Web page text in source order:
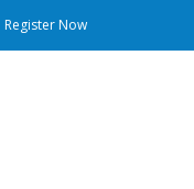
Register Now